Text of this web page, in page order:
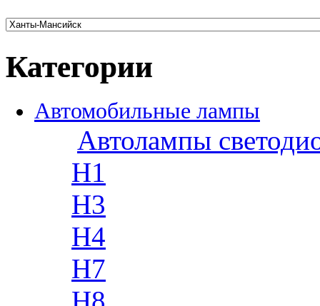
Категории
Автомобильные лампы
Автолампы
H1
H3
H4
H7